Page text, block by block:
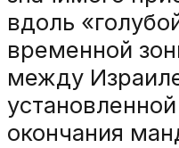
вдоль
временной
между
окончания